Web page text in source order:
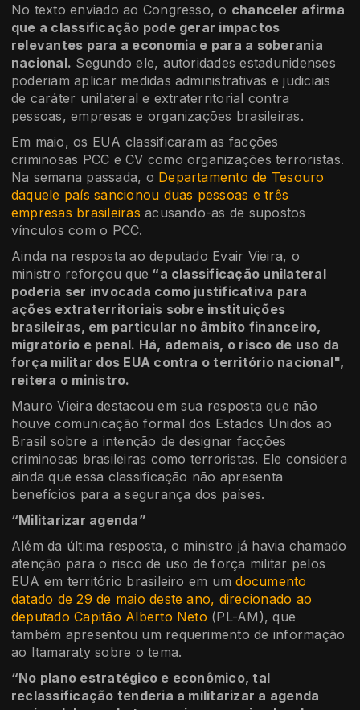
No texto enviado ao Congresso, o chanceler afirma
que a classificação pode gerar impactos
relevantes para a economia e para a soberania
nacional. Segundo ele, autoridades estadunidenses
poderiam aplicar medidas administrativas e judiciais
de caráter unilateral e extraterritorial contra
pessoas, empresas e organizações brasileiras.
Em maio, os EUA classificaram as facções
criminosas PCC e CV como organizações terroristas.
Na semana passada, o Departamento de Tesouro
daquele país sancionou duas pessoas e três
empresas brasileiras acusando-as de supostos
vínculos com o PCC.
Ainda na resposta ao deputado Evair Vieira, o
ministro reforçou que “a classificação unilateral
poderia ser invocada como justificativa para
ações extraterritoriais sobre instituições
brasileiras, em particular no âmbito financeiro,
migratório e penal. Há, ademais, o risco de uso da
força militar dos EUA contra o território nacional",
reitera o ministro.
Mauro Vieira destacou em sua resposta que não
houve comunicação formal dos Estados Unidos ao
Brasil sobre a intenção de designar facções
criminosas brasileiras como terroristas. Ele considera
ainda que essa classificação não apresenta
benefícios para a segurança dos países.
“Militarizar agenda”
Além da última resposta, o ministro já havia chamado
atenção para o risco de uso de força militar pelos
EUA em território brasileiro em umdocumento
datado de 29 de maio deste ano, direcionado ao
deputado Capitão Alberto Neto (PL-AM), que
também apresentou um requerimento de informação
ao Itamaraty sobre o tema.
“No plano estratégico e econômico, tal
reclassificação tenderia a militarizar a agenda